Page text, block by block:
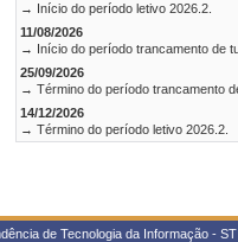
→ Início do período letivo 2026.2.
11/08/2026
→ Início do período trancamento de
25/09/2026
→ Término do período trancamento
14/12/2026
→ Término do período letivo 2026.2.
de Tecnologia da Informação -